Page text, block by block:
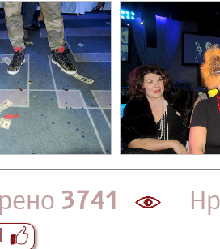
3741